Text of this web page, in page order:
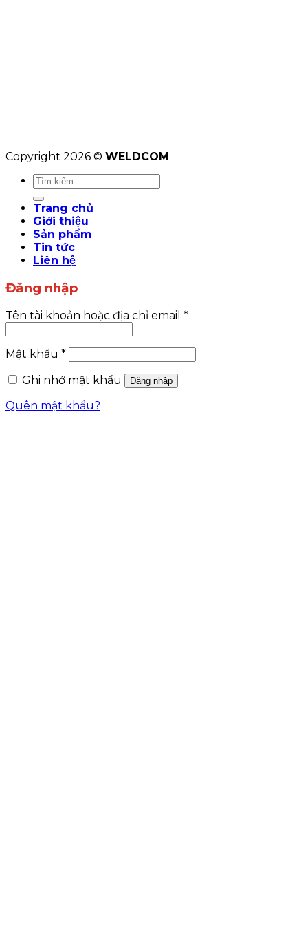
Copyright 2026 © WELDCOM
Tìm
Trang chủ
Giới thiệu
Sản phẩm
Tin tức
Liên hệ
Đăng nhập
Tên tài khoản hoặc địa chỉ email *
Mật khẩu *
Ghi nhớ mật khẩu
Đăng nhập
Quên mật khẩu?